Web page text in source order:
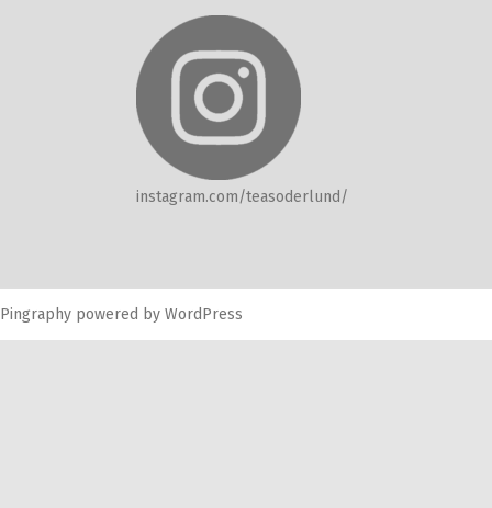
instagram.com/teasoderlund/
Pingraphy powered by WordPress